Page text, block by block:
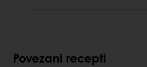
Povezani recepti